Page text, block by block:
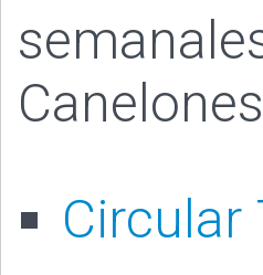
Circular